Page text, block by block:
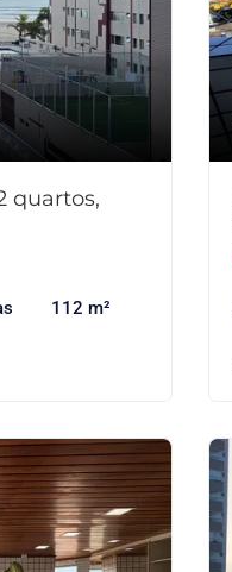
quartos,
112 m²